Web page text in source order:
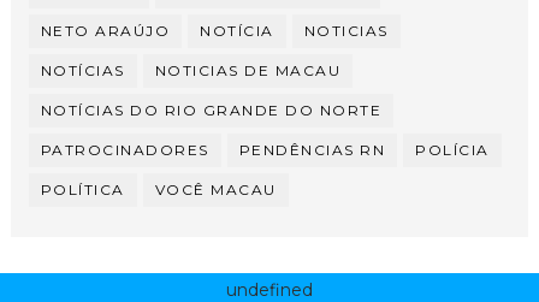
NETO ARAÚJO NOTÍCIA NOTICIAS
NOTÍCIAS NOTICIAS DE MACAU
NOTÍCIAS DO RIO GRANDE DO NORTE
PATROCINADORES PENDÊNCIAS RN POLÍCIA
POLÍTICA VOCÊ MACAU
undefined